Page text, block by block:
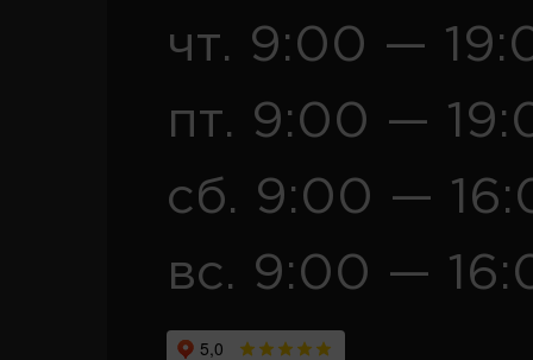
чт. 9:00 —
пт. 9:00 —
сб. 9:00 —
вс. 9:00 —